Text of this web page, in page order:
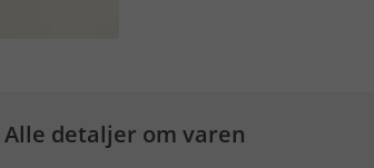
Alle detaljer om varen